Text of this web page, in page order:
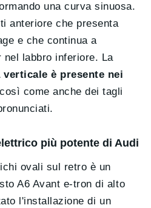
una curva sinuosa.
anteriore che presenta
e che continua a
nel labbro inferiore. La
verticale è presente nei
come anche dei tagli
più potente di Audi
ovali sul retro è un
A6 Avant e-tron di alto
l'installazione di un